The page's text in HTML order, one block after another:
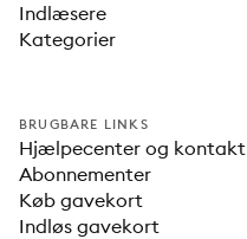
Indlæsere
Kategorier
BRUGBARE LINKS
Hjælpecenter og kontakt
Abonnementer
Køb gavekort
Indløs gavekort